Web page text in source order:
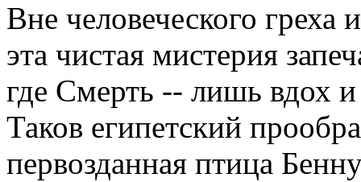
Вне человеческого греха
эта чистая мистерия
где Смерть -- лишь вдох
Таков египетский
первозданная птица